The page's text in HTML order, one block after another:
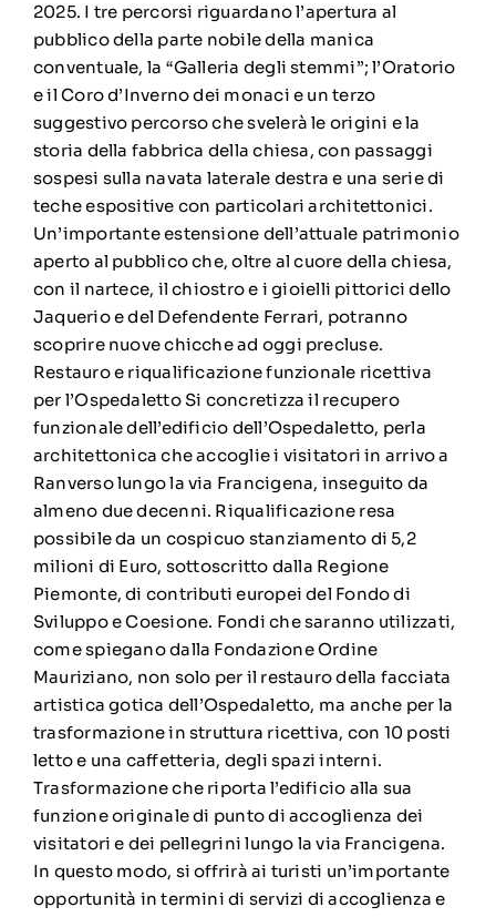
2025. I tre percorsi riguardano l’apertura al
pubblico della parte nobile della manica
conventuale, la “Galleria degli stemmi”; l’Oratorio
e il Coro d’Inverno dei monaci e un terzo
suggestivo percorso che svelerà le origini e la
storia della fabbrica della chiesa, con passaggi
sospesi sulla navata laterale destra e una serie di
teche espositive con particolari architettonici.
Un’importante estensione dell’attuale patrimonio
aperto al pubblico che, oltre al cuore della chiesa,
con il nartece, il chiostro e i gioielli pittorici dello
Jaquerio e del Defendente Ferrari, potranno
scoprire nuove chicche ad oggi precluse.
Restauro e riqualificazione funzionale ricettiva
per l’Ospedaletto Si concretizza il recupero
funzionale dell’edificio dell’Ospedaletto, perla
architettonica che accoglie i visitatori in arrivo a
Ranverso lungo la via Francigena, inseguito da
almeno due decenni. Riqualificazione resa
possibile da un cospicuo stanziamento di 5,2
milioni di Euro, sottoscritto dalla Regione
Piemonte, di contributi europei del Fondo di
Sviluppo e Coesione. Fondi che saranno utilizzati,
come spiegano dalla Fondazione Ordine
Mauriziano, non solo per il restauro della facciata
artistica gotica dell’Ospedaletto, ma anche per la
trasformazione in struttura ricettiva, con 10 posti
letto e una caffetteria, degli spazi interni.
Trasformazione che riporta l’edificio alla sua
funzione originale di punto di accoglienza dei
visitatori e dei pellegrini lungo la via Francigena.
In questo modo, si offrirà ai turisti un’importante
opportunità in termini di servizi di accoglienza e